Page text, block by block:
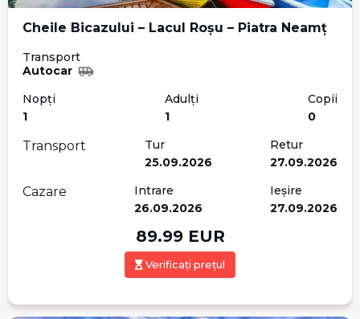
Cheile Bicazului – Lacul Roșu – Piatra Neamț
Transport
Autocar
Nopți
1
Adulți
1
Copii
0
Transport
Tur
25.09.2026
Retur
27.09.2026
Cazare
Intrare
26.09.2026
Ieșire
27.09.2026
89.99EUR
Verificați prețul